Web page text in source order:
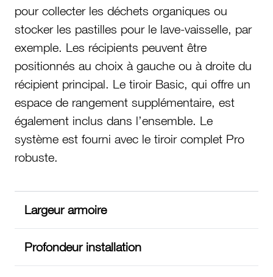
pour collecter les déchets organiques ou
stocker les pastilles pour le lave-vaisselle, par
exemple. Les récipients peuvent être
positionnés au choix à gauche ou à droite du
récipient principal. Le tiroir Basic, qui offre un
espace de rangement supplémentaire, est
également inclus dans l’ensemble. Le
système est fourni avec le tiroir complet Pro
robuste.
Largeur armoire
Profondeur installation